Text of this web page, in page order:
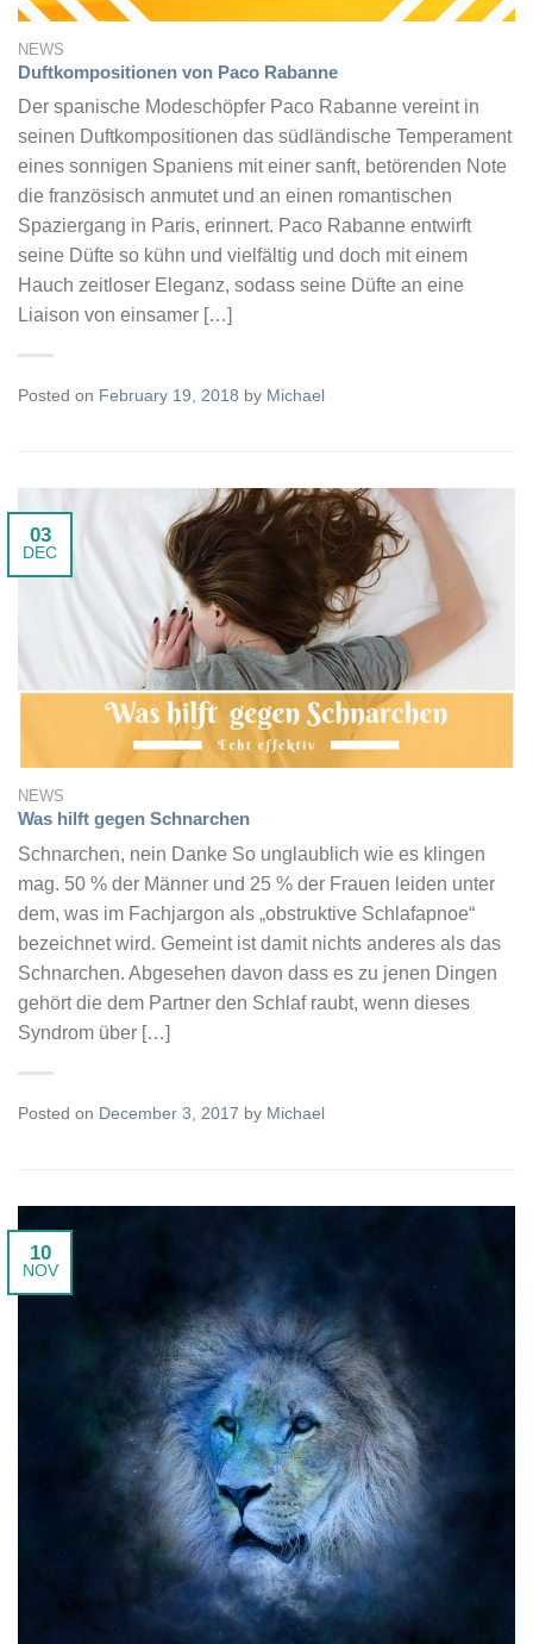
NEWS
Duftkompositionen von Paco Rabanne
Der spanische Modeschöpfer Paco Rabanne vereint in
seinen Duftkompositionen das südländische Temperament
eines sonnigen Spaniens mit einer sanft, betörenden Note
die französisch anmutet und an einen romantischen
Spaziergang in Paris, erinnert. Paco Rabanne entwirft
seine Düfte so kühn und vielfältig und doch mit einem
Hauch zeitloser Eleganz, sodass seine Düfte an eine
Liaison von einsamer […]
Posted on February 19, 2018 by Michael
03
DEC
NEWS
Was hilft gegen Schnarchen
Schnarchen, nein Danke So unglaublich wie es klingen
mag. 50 % der Männer und 25 % der Frauen leiden unter
dem, was im Fachjargon als „obstruktive Schlafapnoe“
bezeichnet wird. Gemeint ist damit nichts anderes als das
Schnarchen. Abgesehen davon dass es zu jenen Dingen
gehört die dem Partner den Schlaf raubt, wenn dieses
Syndrom über […]
Posted on December 3, 2017 by Michael
10
NOV